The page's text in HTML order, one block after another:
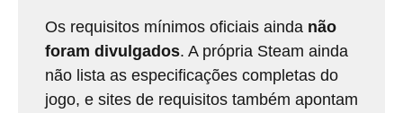
Os requisitos mínimos oficiais ainda não
foram divulgados. A própria Steam ainda
não lista as especificações completas do
jogo, e sites de requisitos também apontam